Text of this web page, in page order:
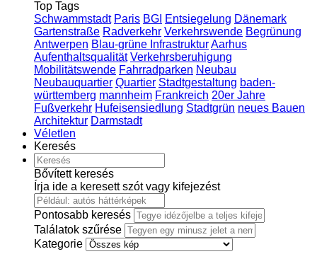
Top Tags
Schwammstadt Paris BGI Entsiegelung Dänemark
Gartenstraße Radverkehr Verkehrswende Begrünung
Antwerpen Blau-grüne InfrastrukturAarhus
Aufenthaltsqualität Verkehrsberuhigung
Mobilitätswende Fahrradparken Neubau
Neubauquartier Quartier Stadtgestaltung baden-
württemberg mannheim Frankreich 20er Jahre
Fußverkehr Hufeisensiedlung Stadtgrün neues Bauen
Architektur Darmstadt
Véletlen
Keresés
Bővített keresés
Írja ide a keresett szót vagy kifejezést
Pontosabb keresés
Találatok szűrése
Kategorie